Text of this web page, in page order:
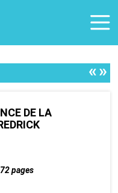
«»
DE LA
pages